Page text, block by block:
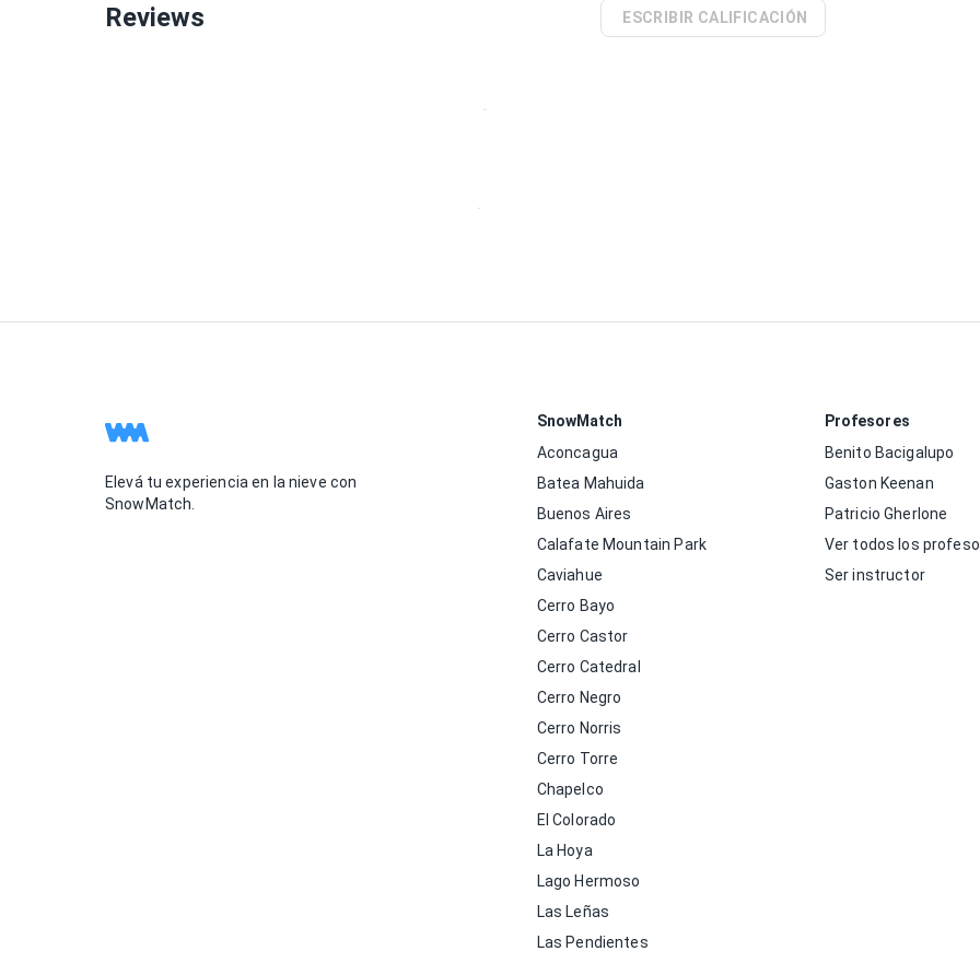
Reviews ESCRIBIR CALIFICACIÓN
Elevá tu experiencia en la nieve con
SnowMatch.
SnowMatch
Aconcagua
Batea Mahuida
Buenos Aires
Calafate Mountain Park
Caviahue
Cerro Bayo
Cerro Castor
Cerro Catedral
Cerro Negro
Cerro Norris
Cerro Torre
Chapelco
El Colorado
La Hoya
Lago Hermoso
Las Leñas
Las Pendientes
Profesores
Benito Bacigalupo
Gaston Keenan
Patricio Gherlone
Ver todos los
Ser instructor